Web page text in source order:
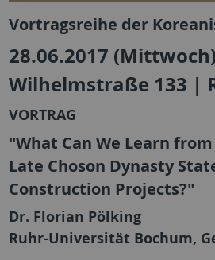
Vortragsreihe der
28.06.2017
Wilhelmstraße 133 |
VORTRAG
"What Can We Learn
Late Choson Dynasty
Construction Projects?"
Dr. Florian Pölking
Ruhr-Universität Bochum,